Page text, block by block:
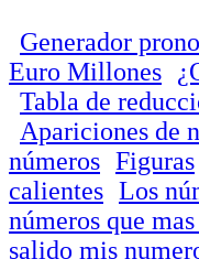
Generador
Euro Millones
Tabla de
Apariciones de
números Figuras
calientes Los
números que
salido mis